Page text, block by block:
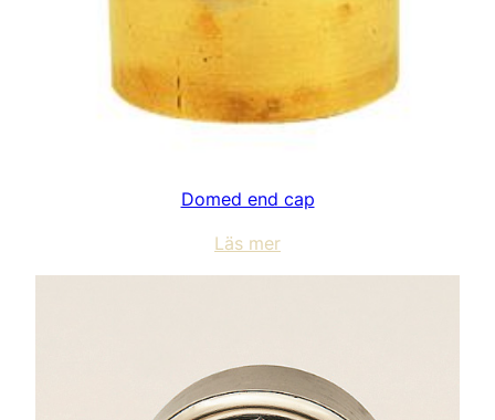
Domed end cap
Läs mer